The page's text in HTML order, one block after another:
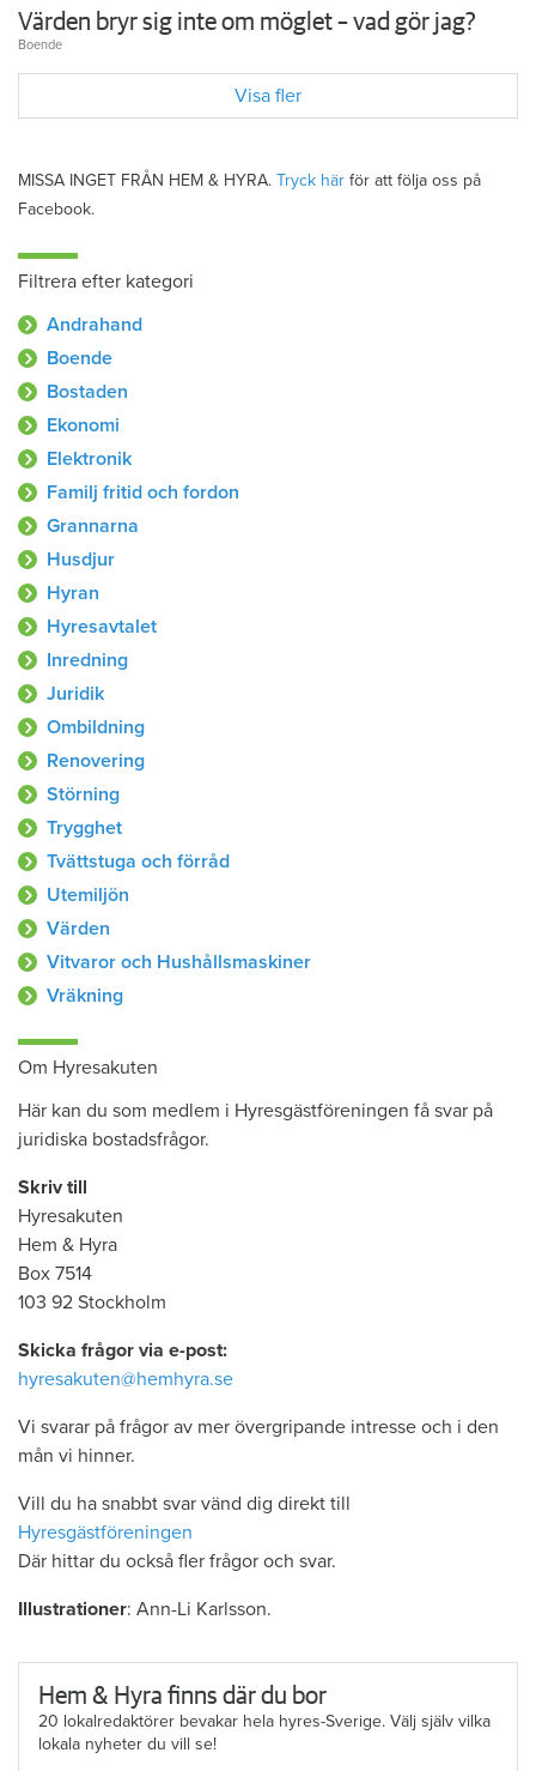
Värden bryr sig inte om möglet – vad gör jag?
Boende
Visa fler
MISSA INGET FRÅN HEM & HYRA. Tryck här för att följa oss på
Facebook.
Filtrera efter kategori
Andrahand
Boende
Bostaden
Ekonomi
Elektronik
Familj fritid och fordon
Grannarna
Husdjur
Hyran
Hyresavtalet
Inredning
Juridik
Ombildning
Renovering
Störning
Trygghet
Tvättstuga och förråd
Utemiljön
Värden
Vitvaror och Hushållsmaskiner
Vräkning
Om Hyresakuten
Här kan du som medlem i Hyresgästföreningen få svar på
juridiska bostadsfrågor.
Skriv till
Hyresakuten
Hem & Hyra
Box 7514
103 92 Stockholm
Skicka frågor via e-post:
hyresakuten@hemhyra.se
Vi svarar på frågor av mer övergripande intresse och i den
mån vi hinner.
Vill du ha snabbt svar vänd dig direkt till
Hyresgästföreningen
Där hittar du också fler frågor och svar.
Illustrationer: Ann-Li Karlsson.
Hem & Hyra finns där du bor
20 lokalredaktörer bevakar hela hyres-Sverige. Välj själv vilka
lokala nyheter du vill se!